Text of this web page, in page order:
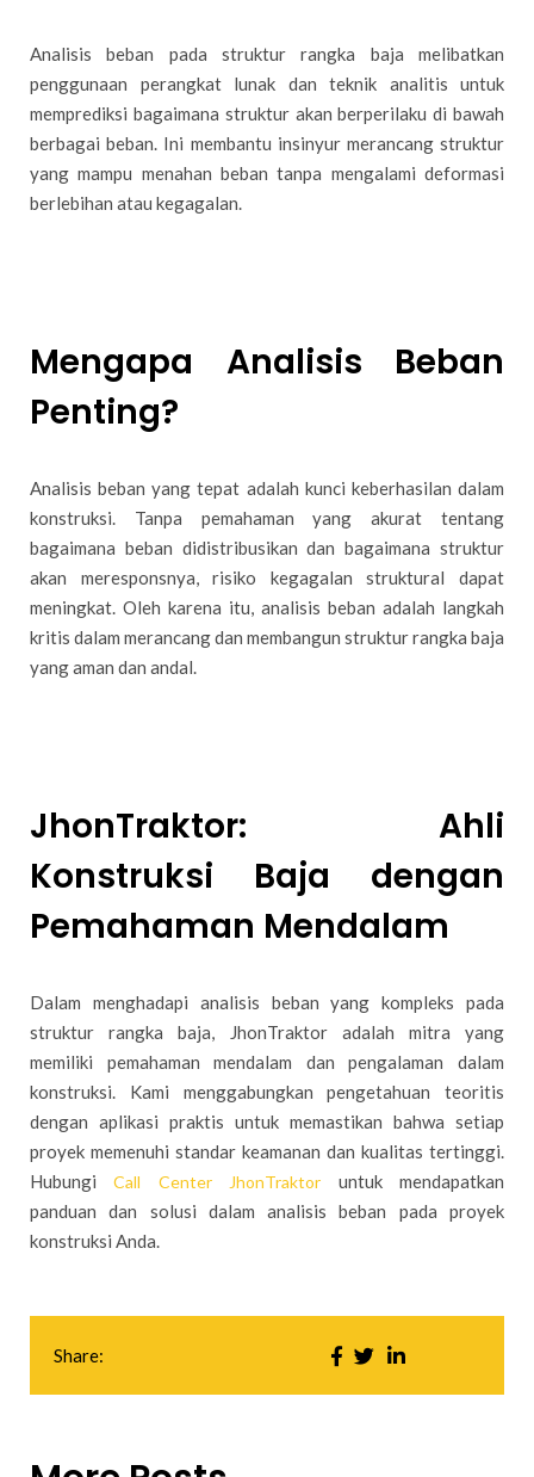
Analisis beban pada struktur rangka baja melibatkan
penggunaan perangkat lunak dan teknik analitis untuk
memprediksi bagaimana struktur akan berperilaku di bawah
berbagai beban. Ini membantu insinyur merancang struktur
yang mampu menahan beban tanpa mengalami deformasi
berlebihan atau kegagalan.
Mengapa Analisis Beban
Penting?
Analisis beban yang tepat adalah kunci keberhasilan dalam
konstruksi. Tanpa pemahaman yang akurat tentang
bagaimana beban didistribusikan dan bagaimana struktur
akan meresponsnya, risiko kegagalan struktural dapat
meningkat. Oleh karena itu, analisis beban adalah langkah
kritis dalam merancang dan membangun struktur rangka baja
yang aman dan andal.
JhonTraktor: Ahli
Konstruksi Baja dengan
Pemahaman Mendalam
Dalam menghadapi analisis beban yang kompleks pada
struktur rangka baja, JhonTraktor adalah mitra yang
memiliki pemahaman mendalam dan pengalaman dalam
konstruksi. Kami menggabungkan pengetahuan teoritis
dengan aplikasi praktis untuk memastikan bahwa setiap
proyek memenuhi standar keamanan dan kualitas tertinggi.
HubungiCall Center JhonTraktor untuk mendapatkan
panduan dan solusi dalam analisis beban pada proyek
konstruksi Anda.
Share: